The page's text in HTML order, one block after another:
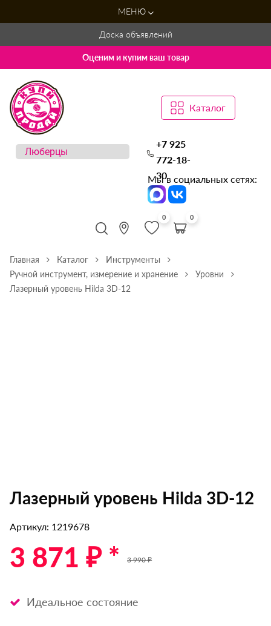
МЕНЮ
Доска объявлений
Оценим и купим ваш товар
Каталог
+7 925
772-18-
30
Мы в социальных сетях:
0 0
Главная Каталог
Инструменты
Ручной инструмент, измерение и хранение
Уровни
Лазерный уровень Hilda 3D-12
Лазерный уровень Hilda 3D-12
Артикул: 1219678
3 871 ₽ * 3 990 ₽
Идеальное состояние